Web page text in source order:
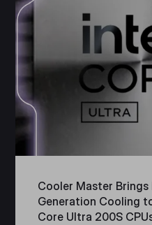
Cooler Master Brings
Generation Cooling
Core Ultra 200S